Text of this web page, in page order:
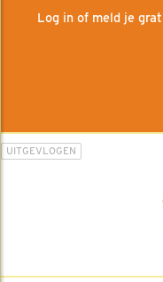
Log in of meld je
UITGEVLOGEN